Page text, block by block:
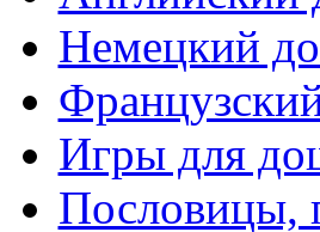
Немецкий
Игры для
Пословицы,